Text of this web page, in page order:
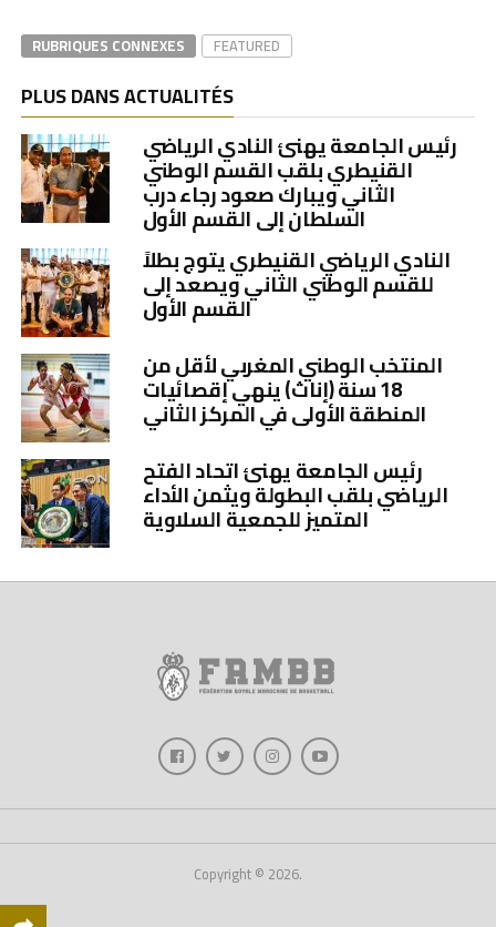
RUBRIQUES CONNEXES FEATURED
PLUS DANS ACTUALITÉS
رئيس الجامعة يهنئ النادي الرياضي
القنيطري بلقب القسم الوطني
الثاني ويبارك صعود رجاء درب
السلطان إلى القسم الأول
النادي الرياضي القنيطري يتوج بطلاً
للقسم الوطني الثاني ويصعد إلى
القسم الأول
المنتخب الوطني المغربي لأقل من
18 سنة (إناث) ينهي إقصائيات
المنطقة الأولى في المركز الثاني
رئيس الجامعة يهنئ اتحاد الفتح
الرياضي بلقب البطولة ويثمن الأداء
المتميز للجمعية السلاوية
Copyright © 2026.